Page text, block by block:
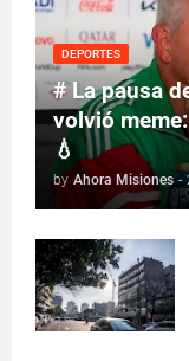
DEPORTES
# La pausa
volvió
💧
by Ahora Misiones -